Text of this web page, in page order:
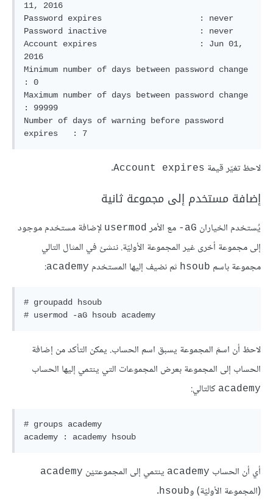
11, 2016
Password expires                    : never
Password inactive                   : never
Account expires                     : Jun 01,
2016
Minimum number of days between password change
: 0
Maximum number of days between password change
: 99999
Number of days of warning before password
expires   : 7
لاحظ تغيّر قيمة Account expires
.
إضافة مستخدم إلى مجموعة ثانية
يُستخدم الخياران aG- مع الأمر usermod لإضافة مستخدم موجود
إلى مجموعة أخرى غير المجموعة الأوليّة. ننشئ في المثال التالي
مجموعة باسم hsoub ثم نضيف إليها المستخدم academy
:
# groupadd hsoub
# usermod -aG hsoub academy
لاحظ أن اسمَ المجموعة يسبق اسم الحساب. يمكن التأكد من إضافة
الحساب إلى المجموعة بعرض المجموعات التي ينتمي إليها الحساب
academy كالتالي:
# groups academy
academy : academy hsoub
أي أن الحساب academy ينتمي إلى المجموعتيْن academy
(المجموعة الأوليّة) وhsoub
.